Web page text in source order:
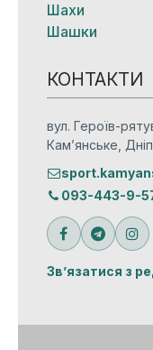
Шахи
Шашки
КОНТАКТИ
вул. Героїв-
Кам’янське,
093-443-9-
Зв’язатися з